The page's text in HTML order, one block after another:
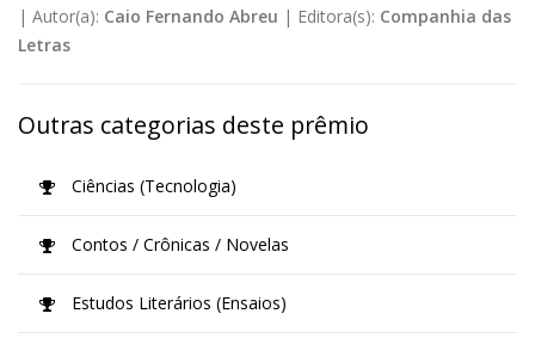
| Autor(a): Caio Fernando Abreu | Editora(s): Companhia das
Letras
Outras categorias deste prêmio
Ciências (Tecnologia)
Contos / Crônicas / Novelas
Estudos Literários (Ensaios)